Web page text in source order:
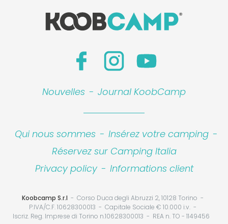
Nouvelles - Journal KoobCamp
Qui nous sommes - Insérez votre camping -
Réservez sur Camping Italia
Privacy policy - Informations client
Koobcamp S.r.l
Corso Duca degli Abruzzi 2, 10128 Torino
P.IVA/C.F. 10628300013
Capitale Sociale € 10.000 i.v.
Iscriz. Reg. Imprese di Torino n.10628300013
REA n. TO - 1149456